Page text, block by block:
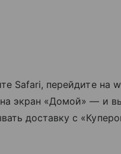
Safari, перейдите на
на экран «Домой» — и
доставку с